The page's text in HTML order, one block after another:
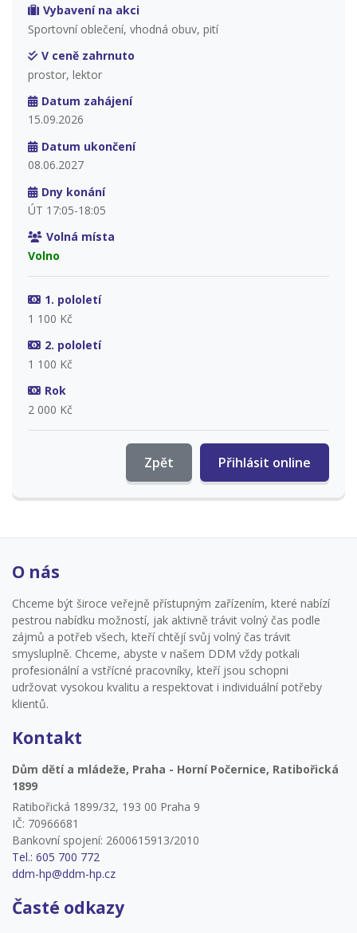
Vybavení na akci
Sportovní oblečení, vhodná obuv, pití
V ceně zahrnuto
prostor, lektor
Datum zahájení
15.09.2026
Datum ukončení
08.06.2027
Dny konání
ÚT 17:05-18:05
Volná místa
Volno
1. pololetí
1 100 Kč
2. pololetí
1 100 Kč
Rok
2 000 Kč
Přihlásit online
Zpět
O nás
Chceme být široce veřejně přístupným zařízením, které nabízí
pestrou nabídku možností, jak aktivně trávit volný čas podle
zájmů a potřeb všech, kteří chtějí svůj volný čas trávit
smysluplně. Chceme, abyste v našem DDM vždy potkali
profesionální a vstřícné pracovníky, kteří jsou schopni
udržovat vysokou kvalitu a respektovat i individuální potřeby
klientů.
Kontakt
Dům dětí a mládeže, Praha - Horní Počernice, Ratibořická
1899
Ratibořická 1899/32, 193 00 Praha 9
IČ: 70966681
Bankovní spojení: 2600615913/2010
Tel.: 605 700 772
ddm-hp@ddm-hp.cz
Časté odkazy